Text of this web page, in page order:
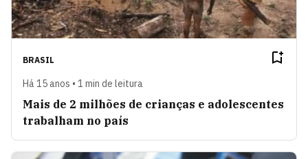
BRASIL
Há 15 anos • 1 min de leitura
Mais de 2 milhões de crianças e adolescentes
trabalham no país